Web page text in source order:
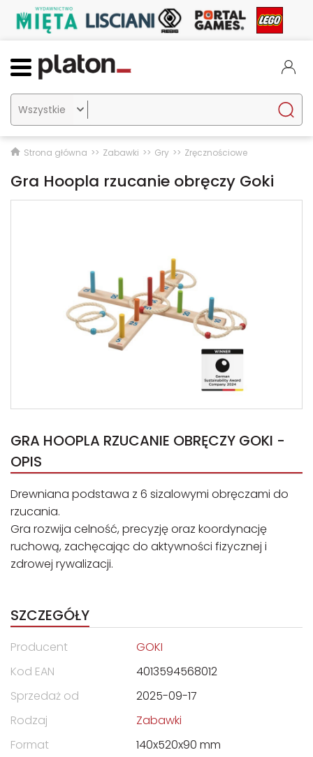

Strona główna Zabawki Gry Zręcznościowe
Gra Hoopla rzucanie obręczy Goki
GRA HOOPLA RZUCANIE OBRĘCZY GOKI -
OPIS
Drewniana podstawa z 6 sizalowymi obręczami do
rzucania.
Gra rozwija celność, precyzję oraz koordynację
ruchową, zachęcając do aktywności fizycznej i
zdrowej rywalizacji.
SZCZEGÓŁY
Producent
GOKI
Kod EAN
4013594568012
Sprzedaż od
2025-09-17
Rodzaj
Zabawki
Format
140x520x90 mm